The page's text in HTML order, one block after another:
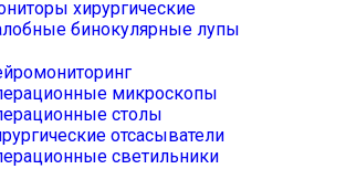
хирургические
бинокулярные лупы
микроскопы
столы
отсасыватели
светильники